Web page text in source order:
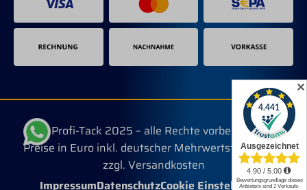
© Profi-Tack 2025 – alle Rechte vorbehalten.
Preise in Euro inkl. deutscher Mehrwertsteuer, evtl.
zzgl. Versandkosten
ImpressumDatenschutzCookie Einstellungen
✕